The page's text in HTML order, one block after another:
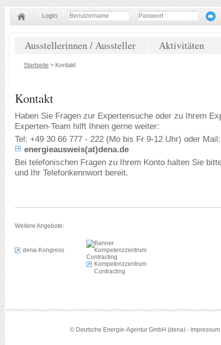
Login:
Ausstellerinnen / Aussteller Aktivitäten
Startseite > Kontakt
Kontakt
Haben Sie Fragen zur Expertensuche oder zu Ihrem
Experten-Team hilft Ihnen gerne weiter:
Tel: +49 30 66 777 - 222 (Mo bis Fr 9-12 Uhr) oder Mail:
energieausweis(at)dena.de
Bei telefonischen Fragen zu Ihrem Konto halten Sie
und Ihr Telefonkennwort bereit.
Weitere Angebote:
dena-Kongress
Kompetenzzentrum
Contracting
© Deutsche Energie-Agentur GmbH (dena) - Impressum